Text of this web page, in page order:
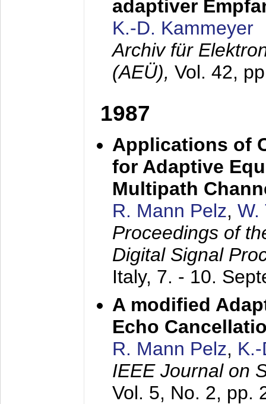
adaptiver
K.-D. Kammeyer
Archiv für
(AEÜ), Vol. 42,
1987
Applications of
for Adaptive
Multipath
R. Mann Pelz, W.
Proceedings of
Digital Signal
Italy, 7. - 10.
A modified
Echo
R. Mann Pelz,
IEEE Journal on
Vol. 5, No. 2, pp.